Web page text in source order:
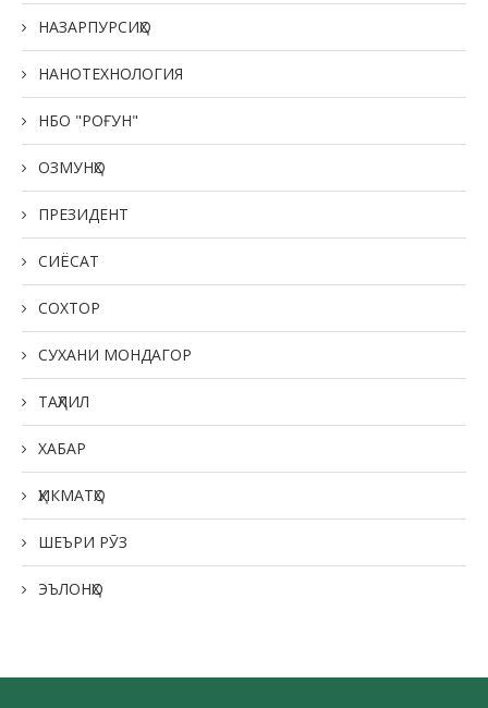
НАЗАРПУРСИҲО
НАНОТЕХНОЛОГИЯ
НБО "РОҒУН"
ОЗМУНҲО
ПРЕЗИДЕНТ
СИЁСАТ
СОХТОР
СУХАНИ МОНДАГОР
ТАҲЛИЛ
ХАБАР
ҲИКМАТҲО
ШЕЪРИ РӮЗ
ЭЪЛОНҲО